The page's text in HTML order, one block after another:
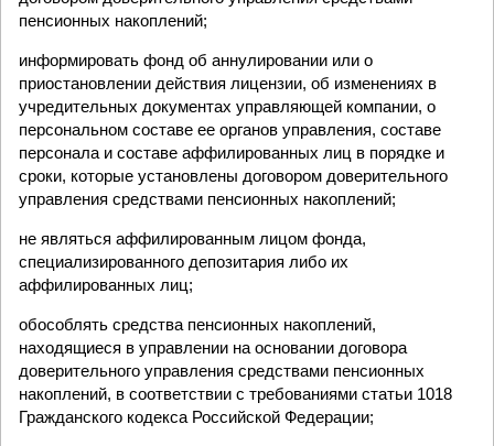
пенсионных накоплений;
информировать фонд об аннулировании или о
приостановлении действия лицензии, об изменениях в
учредительных документах управляющей компании, о
персональном составе ее органов управления, составе
персонала и составе аффилированных лиц в порядке и
сроки, которые установлены договором доверительного
управления средствами пенсионных накоплений;
не являться аффилированным лицом фонда,
специализированного депозитария либо их
аффилированных лиц;
обособлять средства пенсионных накоплений,
находящиеся в управлении на основании договора
доверительного управления средствами пенсионных
накоплений, в соответствии с требованиями статьи 1018
Гражданского кодекса Российской Федерации;